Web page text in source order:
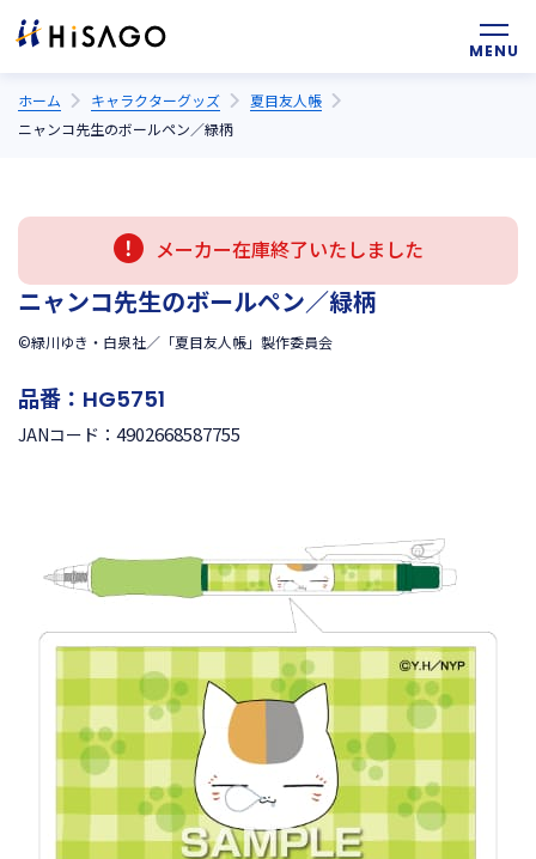
ホーム キャラクターグッズ
夏目友人帳
ニャンコ先生のボールペン／緑柄
メーカー在庫終了いたしました
ニャンコ先生のボールペン／緑柄
©緑川ゆき・白泉社／「夏目友人帳」製作委員会
品番： HG5751
JANコード： 4902668587755